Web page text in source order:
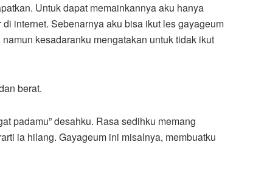
Untuk dapat memainkannya aku hanya
internet. Sebenarnya aku bisa ikut les gayageum
kesadaranku mengatakan untuk tidak ikut
berat.
padamu” desahku. Rasa sedihku memang
ia hilang. Gayageum ini misalnya, membuatku